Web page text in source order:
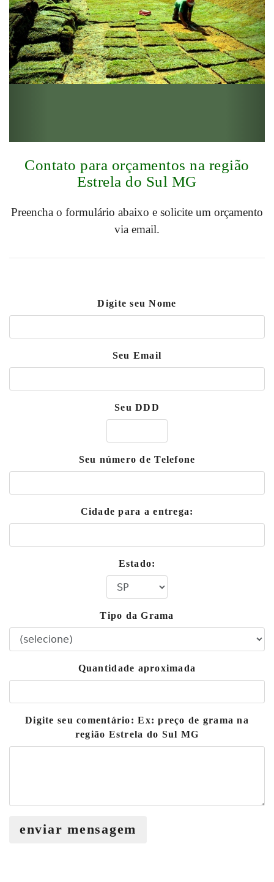
Contato para orçamentos na região
Estrela do Sul MG
Preencha o formulário abaixo e solicite um orçamento
via email.
Digite seu Nome
Seu Email
Seu DDD
Seu número de Telefone
Cidade para a entrega:
Estado:
Tipo da Grama
Quantidade aproximada
Digite seu comentário: Ex: preço de grama na
região Estrela do Sul MG
enviar mensagem